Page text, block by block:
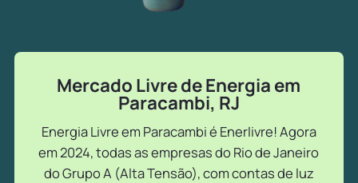
Mercado Livre de Energia em
Paracambi, RJ
Energia Livre em Paracambi é Enerlivre! Agora
em 2024, todas as empresas do Rio de Janeiro
do Grupo A (Alta Tensão), com contas de luz